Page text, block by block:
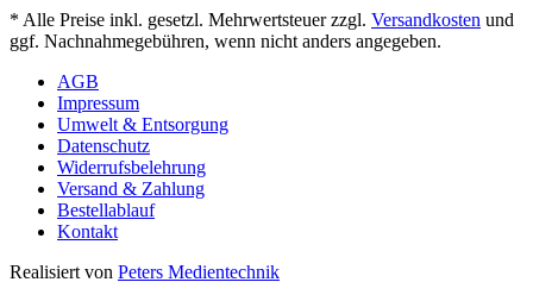
* Alle Preise inkl. gesetzl. Mehrwertsteuer zzgl. Versandkosten und
ggf. Nachnahmegebühren, wenn nicht anders angegeben.
AGB
Impressum
Umwelt & Entsorgung
Datenschutz
Widerrufsbelehrung
Versand & Zahlung
Bestellablauf
Kontakt
Realisiert von Peters Medientechnik